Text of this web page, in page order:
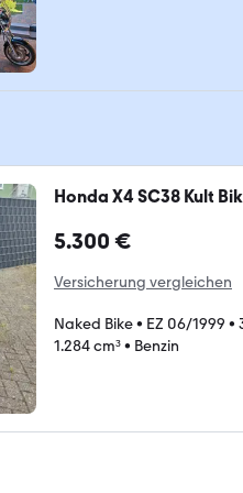
Honda X4 SC38 Kult
5.300 €
Versicherung vergleichen
Naked Bike• EZ 06/1999 •
1.284 cm³• Benzin